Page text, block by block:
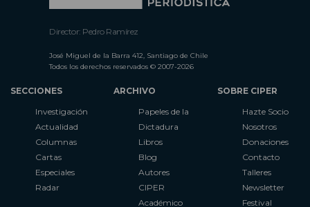
Director: Pedro Ramírez
José Miguel de la Barra 412, Santiago de Chile
Todos los derechos reservados © 2007-2026
SECCIONES
Investigación
Actualidad
Columnas
Cartas
Especiales
Radar
ARCHIVO
Papeles de la
Dictadura
Libros
Blog
Autores
CIPER
Académico
SOBRE CIPER
Hazte Socio
Nosotros
Donaciones
Contacto
Talleres
Newsletter
Festival